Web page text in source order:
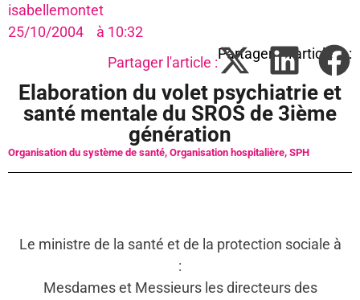
isabellemontet
25/10/2004
à 10:32
Partager l'article :
Elaboration du volet psychiatrie et
santé mentale du SROS de 3ième
génération
Organisation du système de santé, Organisation hospitalière, SPH
Le ministre de la santé et de la protection sociale à
:
Mesdames et Messieurs les directeurs des